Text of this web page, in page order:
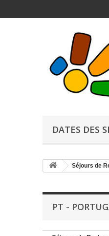
DATES DES
Séjours de
PT -